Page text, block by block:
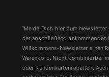
¹Melde Dich hier zum
der anschließend
Willkommens-Newsletter einen
Warenkorb. Nicht kombinierbar
oder Kundenkartenrabatten.